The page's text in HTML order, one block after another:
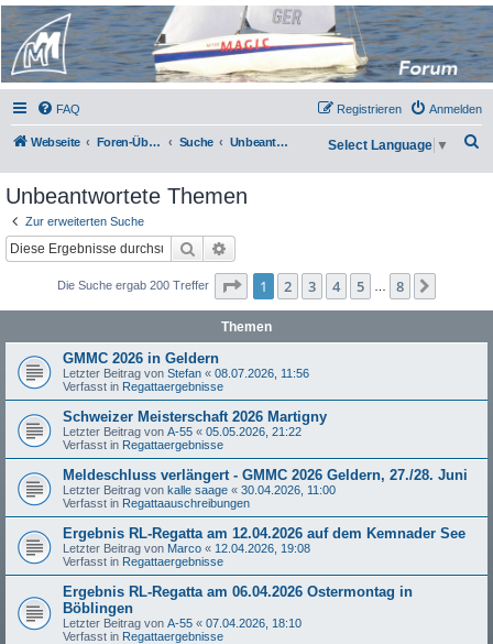
Micro Magic Forum
Deutschland
FAQ Anmelden
Registrieren
Webseite Foren-Übersicht Suche Unbeantwortete Themen Select Language ▼
Unbeantwortete Themen
Zur erweiterten Suche
Suche
Die Suche ergab 200 Treffer Seite 1von
1 2 3 4 5 8
Themen
GMMC 2026 in Geldern
Letzter Beitrag von Stefan « 08.07.2026, 11:56
Verfasst in Regattaergebnisse
Schweizer Meisterschaft 2026 Martigny
Letzter Beitrag von A-55 « 05.05.2026, 21:22
Verfasst in Regattaergebnisse
Meldeschluss verlängert - GMMC 2026 Geldern, 27./28. Juni
Letzter Beitrag von kalle saage « 30.04.2026, 11:00
Verfasst in Regattaauschreibungen
Ergebnis RL-Regatta am 12.04.2026 auf dem Kemnader See
Letzter Beitrag von Marco « 12.04.2026, 19:08
Verfasst in Regattaergebnisse
Ergebnis RL-Regatta am 06.04.2026 Ostermontag in
Böblingen
Letzter Beitrag von A-55 « 07.04.2026, 18:10
Verfasst in Regattaergebnisse